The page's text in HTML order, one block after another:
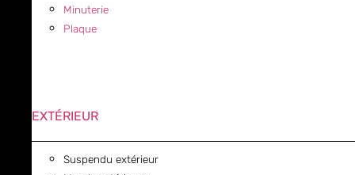
Minuterie
Plaque
EXTÉRIEUR
Suspendu extérieur